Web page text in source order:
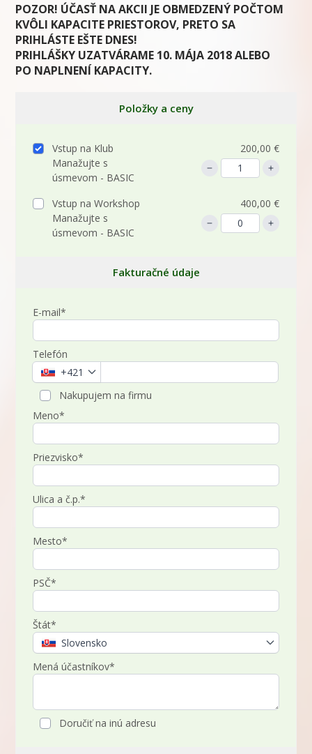
POZOR! ÚČASŤ NA AKCII JE OBMEDZENÝ POČTOM
KVÔLI KAPACITE PRIESTOROV, PRETO SA
PRIHLÁSTE EŠTE DNES!
PRIHLÁŠKY UZATVÁRAME 10. MÁJA 2018 ALEBO
PO NAPLNENÍ KAPACITY.
Položky a ceny
Vstup na Klub
Manažujte s
úsmevom - BASIC
200,00 €
Vstup na Workshop
Manažujte s
úsmevom - BASIC
400,00 €
Fakturačné údaje
E-mail*
Telefón
+421
Nakupujem na firmu
Meno*
Priezvisko*
Ulica a č.p.*
Mesto*
PSČ*
Štát*
Slovensko
Mená účastníkov*
Doručiť na inú adresu